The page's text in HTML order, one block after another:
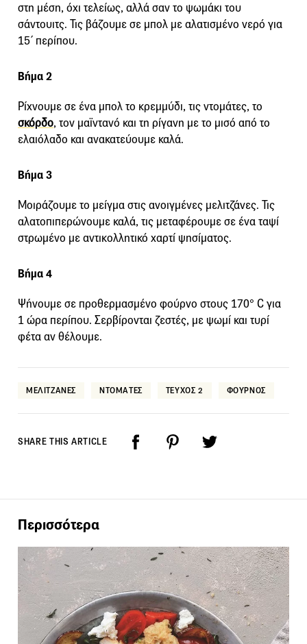
στη μέση, όχι τελείως, αλλά σαν το ψωμάκι του
σάντουιτς. Τις βάζουμε σε μπολ με αλατισμένο νερό για
15΄ περίπου.
Βήμα 2
Ρίχνουμε σε ένα μπολ το κρεμμύδι, τις ντομάτες, το
σκόρδο, τον μαϊντανό και τη ρίγανη με το μισό από το
ελαιόλαδο και ανακατεύουμε καλά.
Βήμα 3
Μοιράζουμε το μείγμα στις ανοιγμένες μελιτζάνες. Τις
αλατοπιπερώνουμε καλά, τις μεταφέρουμε σε ένα ταψί
στρωμένο με αντικολλητικό χαρτί ψησίματος.
Βήμα 4
Ψήνουμε σε προθερμασμένο φούρνο στους 170° C για
1 ώρα περίπου. Σερβίρονται ζεστές, με ψωμί και τυρί
φέτα αν θέλουμε.
ΜΕΛΙΤΖΑΝΕΣ ΝΤΟΜΑΤΕΣ ΤΕΥΧΟΣ 2 ΦΟΥΡΝΟΣ
SHARE THIS ARTICLE
Περισσότερα